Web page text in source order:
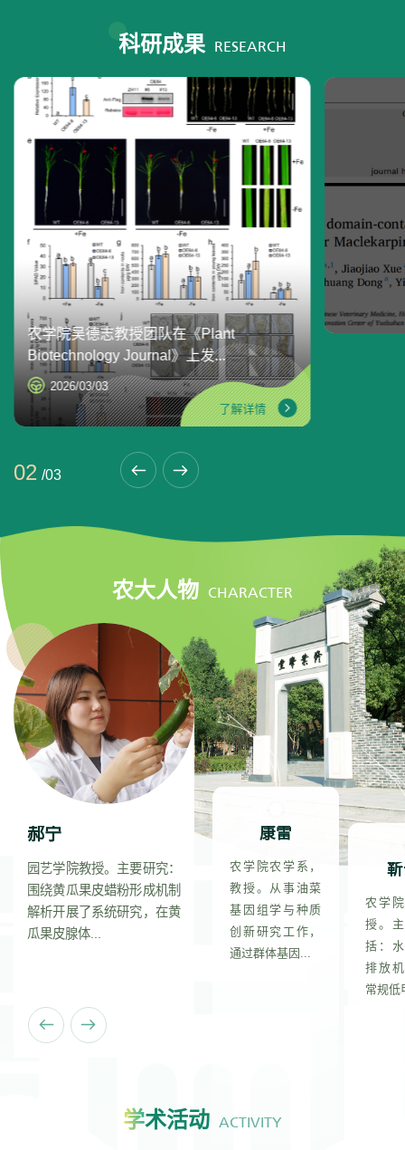
科研成果 RESEARCH
农学院吴德志教授团队在《Plant
Biotechnology Journal》上发...
2026/03/03
了解详情
02 /03
学术活动 ACTIVITY
农大人物 CHARACTER
张胜利
创新创业与就业指导处处
长、创新创业学院院长。在
创新创业教育工作中，他推
行的 “师生企...
郝宁
园艺学院教授。主要研究：
围绕黄瓜果皮蜡粉形成机制
解析开展了系统研究，在黄
瓜果皮腺体...
康雷
农学院农学系，教授。从事
油菜基因组学与种质创新研
究工作，通过群体基因组学
研究揭示了...
张胜利
创新创业与就业指导处处
长、创新创业学院院长。在
创新创业教育工作中，他推
行的 “师生企...
郝宁
园艺学院教授。主要研究：
围绕黄瓜果皮蜡粉形成机制
解析开展了系统研究，在黄
瓜果皮腺体...
康雷
农学院农学系，教授。从事
油菜基因组学与种质创新研
究工作，通过群体基因组学
研究揭示了...
张胜利
创新创业与就业指导处处
长、创新创业学院院长。在
创新创业教育工作中，他推
行的 “师生企...
郝宁
园艺学院教授。主要研究：
围绕黄瓜果皮蜡粉形成机制
解析开展了系统研究，在黄
瓜果皮腺体...
康雷
农学院农学系，教授。从事
油菜基因组学与种质创新研
究工作，通过群体基因组学
研究揭示了...
利
与就业
长、创
学院院
新创业
园艺学院教授。
主要研究：围绕
黄瓜果皮蜡粉形
康雷
农学院农学系，
教授。从事油菜
基因组学与种质
创新研究工作，
通过群体基因...
农学
授。
括：
排放
常规低